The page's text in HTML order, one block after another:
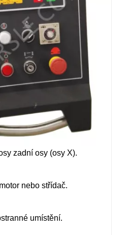
zadní osy (osy X).
nebo střídač.
umístění.